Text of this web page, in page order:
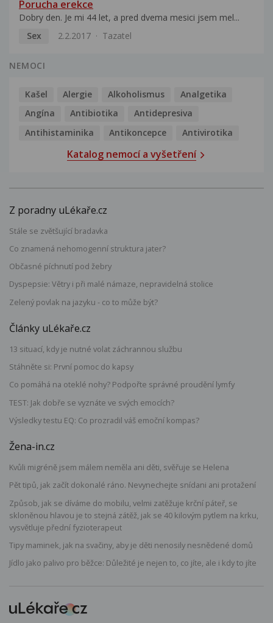
Porucha erekce
Dobry den. Je mi 44 let, a pred dvema mesici jsem mel...
Sex
2.2.2017 Tazatel
NEMOCI
Kašel Alergie Alkoholismus
Analgetika
Angína
Antibiotika
Antidepresiva
Antihistaminika
Antikoncepce Antivirotika
Katalog nemocí a vyšetření
Z poradny uLékaře.cz
Stále se zvětšující bradavka
Co znamená nehomogenní struktura jater?
Občasné píchnutí pod žebry
Dyspepsie: Větry i při malé námaze, nepravidelná stolice
Zelený povlak na jazyku - co to může být?
Články uLékaře.cz
13 situací, kdy je nutné volat záchrannou službu
Stáhněte si: První pomoc do kapsy
Co pomáhá na oteklé nohy? Podpořte správné proudění lymfy
TEST: Jak dobře se vyznáte ve svých emocích?
Výsledky testu EQ: Co prozradil váš emoční kompas?
Žena-in.cz
Kvůli migréně jsem málem neměla ani děti, svěřuje se Helena
Pět tipů, jak začít dokonalé ráno. Nevynechejte snídani ani protažení
Způsob, jak se díváme do mobilu, velmi zatěžuje krční páteř, se
skloněnou hlavou je to stejná zátěž, jak se 40 kilovým pytlem na krku,
vysvětluje přední fyzioterapeut
Tipy maminek, jak na svačiny, aby je děti nenosily nesnědené domů
Jídlo jako palivo pro běžce: Důležité je nejen to, co jíte, ale i kdy to jíte